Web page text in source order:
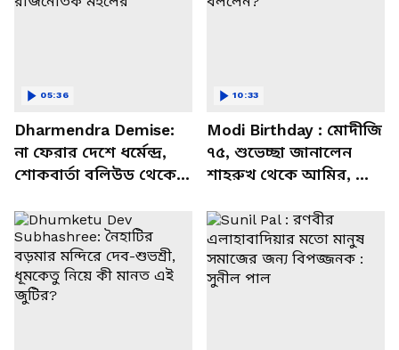
Dharmendra Demise:
না ফেরার দেশে ধর্মেন্দ্র,
শোকবার্তা বলিউড থেকে
05:36
Modi Birthday : মোদীজি
৭৫, শুভেচ্ছা জানালেন
শাহরুখ থেকে আমির, কী
10:33